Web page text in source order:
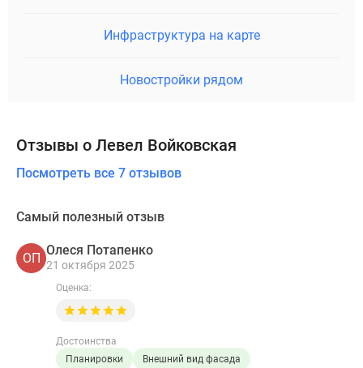
Инфраструктура на карте
Новостройки рядом
Отзывы о Левел Войковская
Посмотреть все 7 отзывов
Самый полезный отзыв
ОП
Олеся Потапенко
21 октября 2025
Оценка:
Достоинства
Планировки
Внешний вид фасада